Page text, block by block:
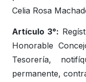
Celia Rosa
Artículo 3°:
Honorable
Tesorería,
permanente,